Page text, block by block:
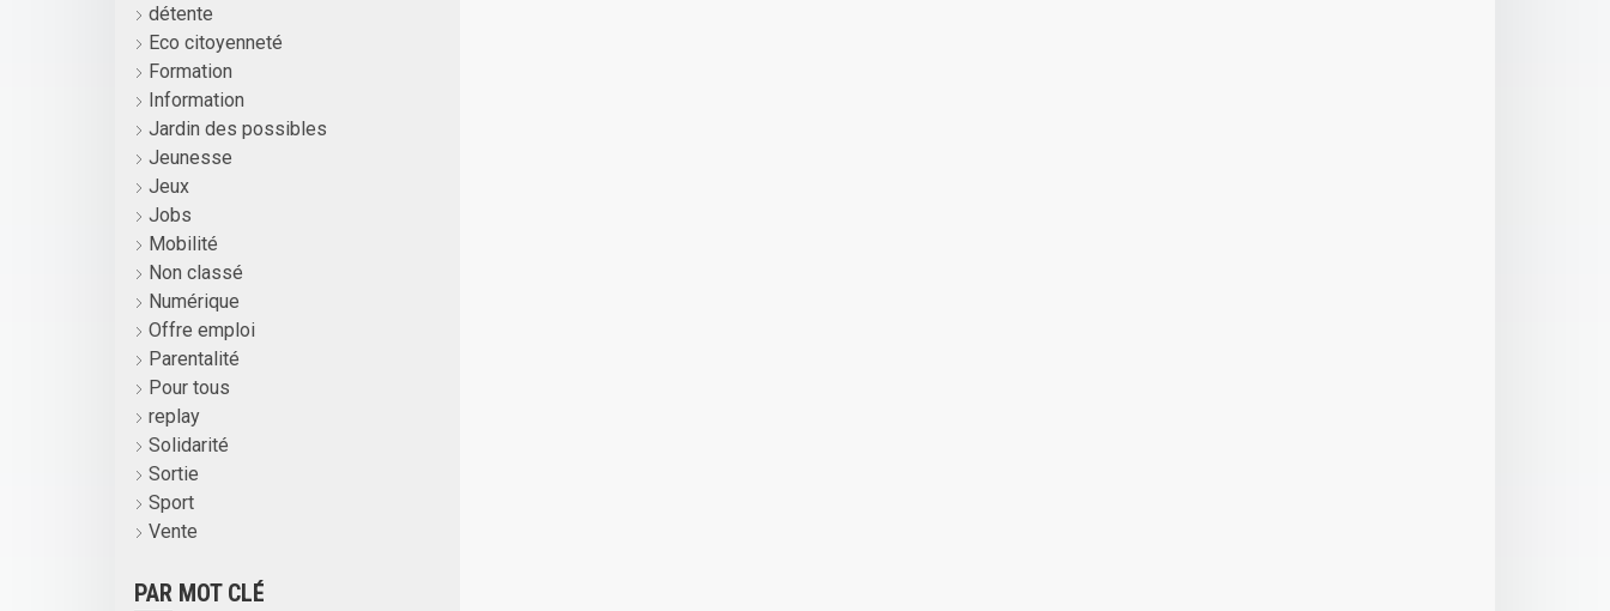
détente
Eco citoyenneté
Formation
Information
Jardin des possibles
Jeunesse
Jeux
Jobs
Mobilité
Non classé
Numérique
Offre emploi
Parentalité
Pour tous
replay
Solidarité
Sortie
Sport
Vente
PAR MOT CLÉ